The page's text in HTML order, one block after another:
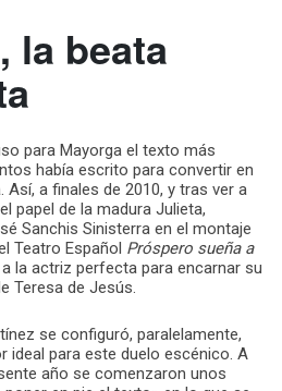
la beata
para Mayorga el texto más
había escrito para convertir en
Así, a finales de 2010, y tras ver a
papel de la madura Julieta,
Sanchis Sinisterra en el montaje
Teatro Español Próspero sueña a
la actriz perfecta para encarnar su
Teresa de Jesús.
se configuró, paralelamente,
ideal para este duelo escénico. A
año se comenzaron unos